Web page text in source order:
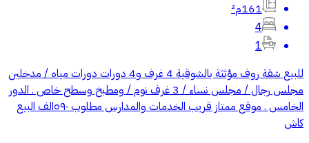
161م²
4
1
للبيع شقة روف مؤثثة بالشوقية 4 غرف و4 دورات دورات مياه / مدخلين
مجلس رجال / مجلس نساء / 3 غرف نوم / ومطبخ وسطح خاص . الدور
الخامس . موقع ممتاز قريب الخدمات والمدارس مطلوب ٥٩٠الف البيع
كاش